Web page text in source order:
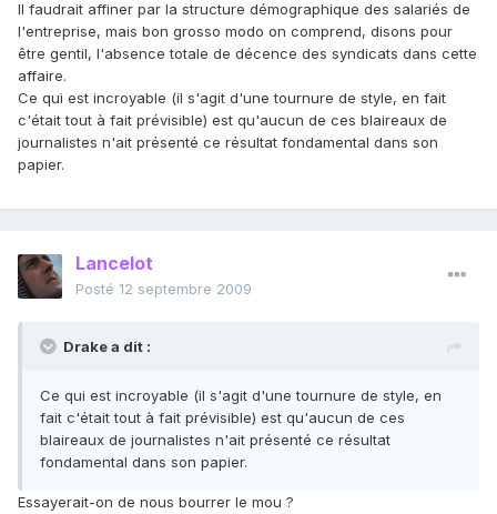
Il faudrait affiner par la structure démographique des salariés de
l'entreprise, mais bon grosso modo on comprend, disons pour
être gentil, l'absence totale de décence des syndicats dans cette
affaire.
Ce qui est incroyable (il s'agit d'une tournure de style, en fait
c'était tout à fait prévisible) est qu'aucun de ces blaireaux de
journalistes n'ait présenté ce résultat fondamental dans son
papier.
Lancelot
Posté 12 septembre 2009
Drake a dit :
Ce qui est incroyable (il s'agit d'une tournure de style, en
fait c'était tout à fait prévisible) est qu'aucun de ces
blaireaux de journalistes n'ait présenté ce résultat
fondamental dans son papier.
Essayerait-on de nous bourrer le mou ?